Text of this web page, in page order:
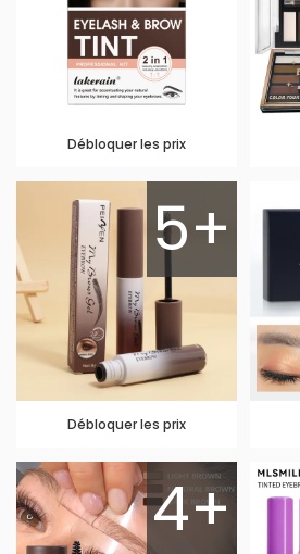
Débloquer les prix
5+
Débloquer les prix
4+